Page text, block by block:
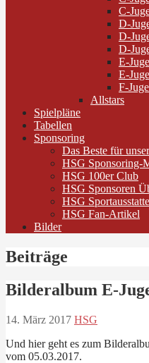
C-
D-
D-
D-
E-
E-
F-
Allstars
Spielpläne
Tabellen
Sponsoring
Das Beste für
HSG Sponsoring-
HSG 100er Club
HSG Sponsoren
HSG
HSG Fan-Artikel
Bilder
Beiträge
Bilderalbum E-
14. März 2017 HSG
Und hier geht es zum
vom 05.03.2017.